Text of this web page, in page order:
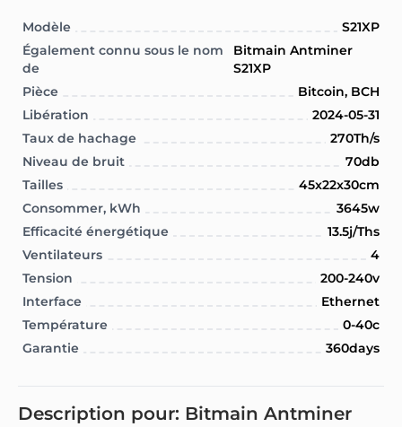
Modèle
S21XP
Également connu sous le nom
de
Bitmain Antminer
S21XP
Pièce
Bitcoin, BCH
Libération
2024-05-31
Taux de hachage
270Th/s
Niveau de bruit
70db
Tailles
45x22x30cm
Consommer, kWh
3645w
Efficacité énergétique
13.5j/Ths
Ventilateurs
4
Tension
200-240v
Interface
Ethernet
Température
0-40c
Garantie
360days
Description pour: Bitmain Antminer